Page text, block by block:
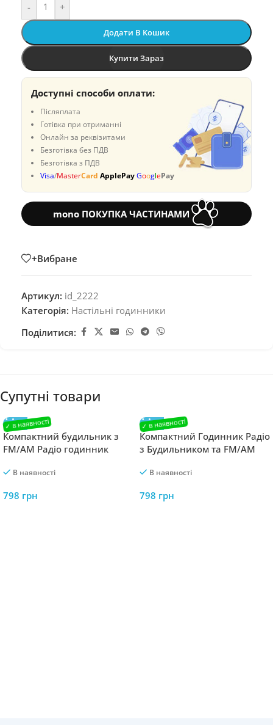
- +
Додати В Кошик
Купити Зараз
Доступні способи оплати:
Післяплата
Готівка при отриманні
Онлайн за реквізитами
Безготівка без ПДВ
Безготівка з ПДВ
Visa/MasterCard ApplePayGooglePay
mono ПОКУПКА ЧАСТИНАМИ
+Вибране
Артикул: id_2222
Категорія: Настільні годинники
Поділитися:
Супутні товари
Компактний будильник з
FM/AM Радіо годинник
В наявності
798 грн
Компактний Годинник Радіо
з Будильником та FM/AM
В наявності
798 грн